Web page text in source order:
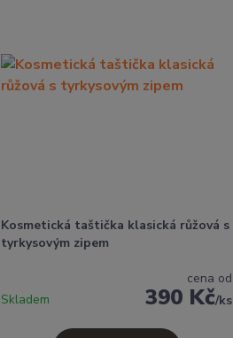
Kosmetická taštička klasická růžová s
tyrkysovým zipem
cena od
390 Kč/ks
Skladem